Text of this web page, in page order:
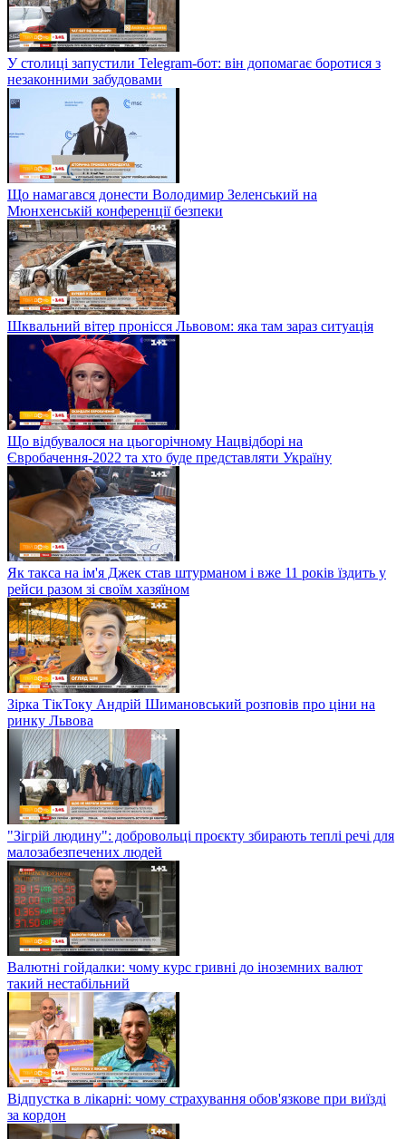
У столиці запустили Telegram-бот: він допомагає боротися з
незаконними забудовами
Що намагався донести Володимир Зеленський на
Мюнхенській конференції безпеки
Шквальний вітер пронісся Львовом: яка там зараз ситуація
Що відбувалося на цьогорічному Нацвідборі на
Євробачення-2022 та хто буде представляти Україну
Як такса на ім'я Джек став штурманом і вже 11 років їздить у
рейси разом зі своїм хазяїном
Зірка ТікТоку Андрій Шимановський розповів про ціни на
ринку Львова
"Зігрій людину": добровольці проєкту збирають теплі речі для
малозабезпечених людей
Валютні гойдалки: чому курс гривні до іноземних валют
такий нестабільний
Відпустка в лікарні: чому страхування обов'язкове при виїзді
за кордон